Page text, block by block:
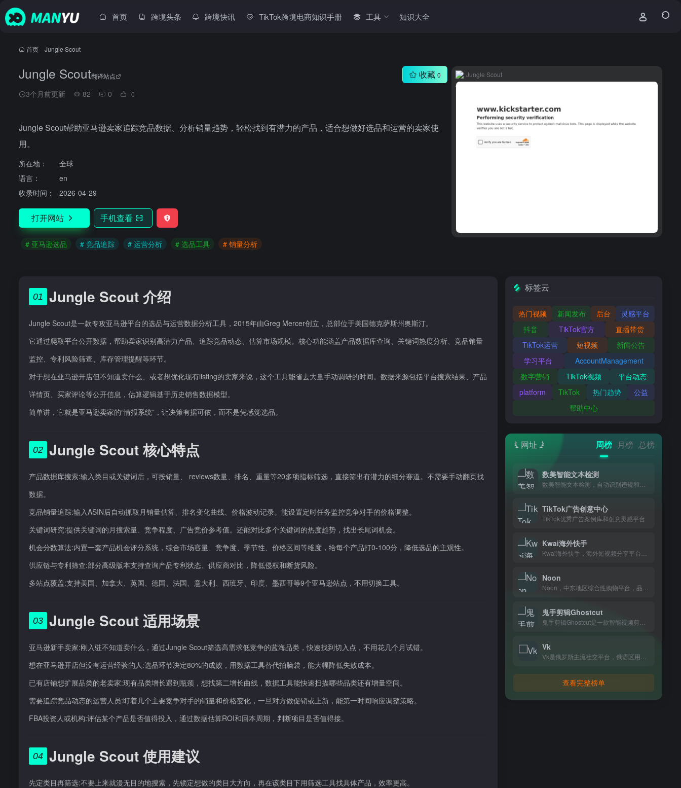
首页 跨境头条 跨境快讯 TikTok跨境电商知识手册 工具 知识大全
首页 Jungle Scout
Jungle Scout翻译站点
3个月前更新 82 0 0
收藏 0
Jungle Scout帮助亚马逊卖家追踪竞品数据、分析销量趋势，轻松找到有潜力的产品，适合想做好选品和运营的卖家使
用。
所在地：
全球
语言：
en
收录时间：
2026-04-29
打开网站 手机查看
# 亚马逊选品 # 竞品追踪 # 运营分析 # 选品工具 # 销量分析
Jungle Scout
01 Jungle Scout 介绍
Jungle Scout是一款专攻亚马逊平台的选品与运营数据分析工具，2015年由Greg Mercer创立，总部位于美国德克萨斯州奥斯汀。
它通过爬取平台公开数据，帮助卖家识别高潜力产品、追踪竞品动态、估算市场规模。核心功能涵盖产品数据库查询、关键词热度分析、竞品销量
监控、专利风险筛查、库存管理提醒等环节。
对于想在亚马逊开店但不知道卖什么、或者想优化现有listing的卖家来说，这个工具能省去大量手动调研的时间。数据来源包括平台搜索结果、产品
详情页、买家评论等公开信息，估算逻辑基于历史销售数据模型。
简单讲，它就是亚马逊卖家的“情报系统”，让决策有据可依，而不是凭感觉选品。
02 Jungle Scout 核心特点
产品数据库搜索:输入类目或关键词后，可按销量、 reviews数量、排名、重量等20多项指标筛选，直接筛出有潜力的细分赛道。不需要手动翻页找
数据。
竞品销量追踪:输入ASIN后自动抓取月销量估算、排名变化曲线、价格波动记录。能设置定时任务监控竞争对手的价格调整。
关键词研究:提供关键词的月搜索量、竞争程度、广告竞价参考值。还能对比多个关键词的热度趋势，找出长尾词机会。
机会分数算法:内置一套产品机会评分系统，综合市场容量、竞争度、季节性、价格区间等维度，给每个产品打0-100分，降低选品的主观性。
供应链与专利筛查:部分高级版本支持查询产品专利状态、供应商对比，降低侵权和断货风险。
多站点覆盖:支持美国、加拿大、英国、德国、法国、意大利、西班牙、印度、墨西哥等9个亚马逊站点，不用切换工具。
03 Jungle Scout 适用场景
亚马逊新手卖家:刚入驻不知道卖什么，通过Jungle Scout筛选高需求低竞争的蓝海品类，快速找到切入点，不用花几个月试错。
想在亚马逊开店但没有运营经验的人:选品环节决定80%的成败，用数据工具替代拍脑袋，能大幅降低失败成本。
已有店铺想扩展品类的老卖家:现有品类增长遇到瓶颈，想找第二增长曲线，数据工具能快速扫描哪些品类还有增量空间。
需要追踪竞品动态的运营人员:盯着几个主要竞争对手的销量和价格变化，一旦对方做促销或上新，能第一时间响应调整策略。
FBA投资人或机构:评估某个产品是否值得投入，通过数据估算ROI和回本周期，判断项目是否值得接。
04 Jungle Scout 使用建议
先定类目再筛选:不要上来就漫无目的地搜索，先锁定想做的类目大方向，再在该类目下用筛选工具找具体产品，效率更高。
标签云
热门视频 新闻发布 后台
灵感平台
抖音
TikTok官方
直播带货
TikTok运营
短视频
新闻公告
学习平台
AccountManagement
数字营销
TikTok视频
平台动态
platform
TikTok 热门趋势
公益
帮助中心
网址 周榜 月榜 总榜
数美智能文本检测
TikTok广告创意中心
TikTok优秀广告案例库和创意灵感平台
Kwai海外快手
Noon
鬼手剪辑Ghostcut
Vk
查看完整榜单